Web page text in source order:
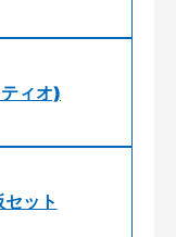
ィオ)
ット